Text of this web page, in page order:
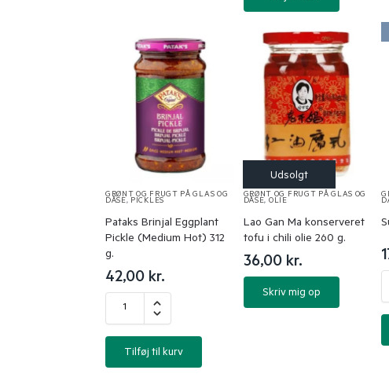
GRØNT OG FRUGT PÅ GLAS OG
DÅSE, PICKLES
Pataks Brinjal Eggplant
Pickle (Medium Hot) 312
g.
42,00 kr.
Tilføj til kurv
GRØNT OG FRUGT PÅ GLAS OG
DÅSE, OLIE
Lao Gan Ma konserveret
tofu i chili olie 260 g.
36,00 kr.
Skriv mig op